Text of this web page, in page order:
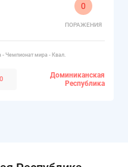
0
ПОРАЖЕНИЯ
Чемпионат мира - Квал.
0
Доминиканская
Республика